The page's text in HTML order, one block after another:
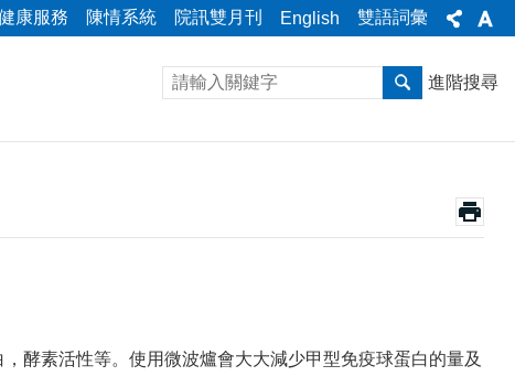
康服務 陳情系統 院訊雙月刊 English 雙語詞彙
進階搜尋
酵素活性等。使用微波爐會大大減少甲型免疫球蛋白的量及